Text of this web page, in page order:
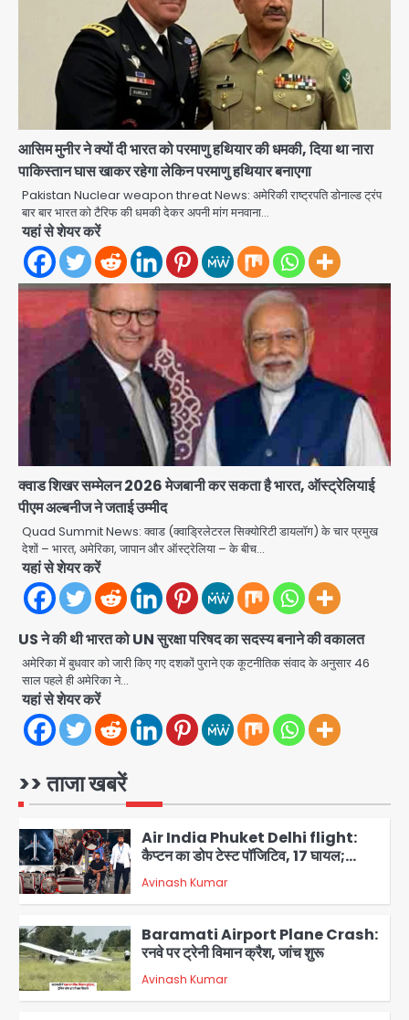
आसिम मुनीर ने क्यों दी भारत को परमाणु हथियार की धमकी, दिया था नारा
पाकिस्तान घास खाकर रहेगा लेकिन परमाणु हथियार बनाएगा
Pakistan Nuclear weapon threat News: अमेरिकी राष्ट्रपति डोनाल्ड ट्रंप
बार बार भारत को टैरिफ की धमकी देकर अपनी मांग मनवाना…
यहां से शेयर करें
क्वाड शिखर सम्मेलन 2026 मेजबानी कर सकता है भारत, ऑस्ट्रेलियाई
पीएम अल्बनीज ने जताई उम्मीद
Quad Summit News: क्वाड (क्वाड्रिलेटरल सिक्योरिटी डायलॉग) के चार प्रमुख
देशों – भारत, अमेरिका, जापान और ऑस्ट्रेलिया – के बीच…
यहां से शेयर करें
US ने की थी भारत को UN सुरक्षा परिषद का सदस्य बनाने की वकालत
अमेरिका में बुधवार को जारी किए गए दशकों पुराने एक कूटनीतिक संवाद के अनुसार 46
साल पहले ही अमेरिका ने…
यहां से शेयर करें
>> ताजा खबरें
Air India Phuket Delhi flight:
कैप्टन का डोप टेस्ट पॉजिटिव, 17 घायल;
DGCA जांच जारी
Avinash Kumar
3
Baramati Airport Plane Crash:
रनवे पर ट्रेनी विमान क्रैश, जांच शुरू
Avinash Kumar
4
पुणे में प्रशिक्षण विमान हादसे का शिकार, कोई
हताहत नहीं
5
Greater Noida Gas
Connection Fraud: बुजुर्ग से वीडियो
कॉल पर 9.77 लाख की साइबर फ्रॉड
Avinash Kumar
1
Parshvanath Building
Shooting: सिक्योरिटी गार्ड की गोली से 17
2
कैप्टन का डोप टेस्ट पॉजिटिव, 17 घायल;
DGCA जांच जारी
Avinash Kumar
3
रनवे पर ट्रेनी विमान क्रैश, जांच शुरू
Avinash Kumar